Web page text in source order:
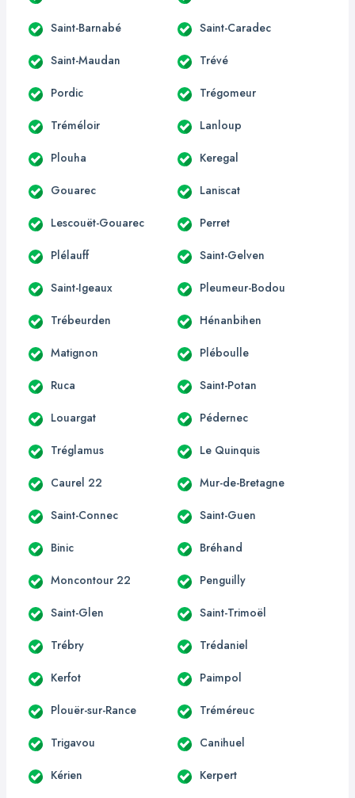
Saint-Barnabé Saint-Caradec
Saint-Maudan Trévé
Pordic Trégomeur
Tréméloir Lanloup
Plouha Keregal
Gouarec Laniscat
Lescouët-Gouarec Perret
Plélauff Saint-Gelven
Saint-Igeaux Pleumeur-Bodou
Trébeurden Hénanbihen
Matignon Pléboulle
Ruca Saint-Potan
Louargat Pédernec
Tréglamus Le Quinquis
Caurel 22 Mur-de-Bretagne
Saint-Connec Saint-Guen
Binic Bréhand
Moncontour 22 Penguilly
Saint-Glen Saint-Trimoël
Trébry Trédaniel
Kerfot Paimpol
Plouër-sur-Rance Tréméreuc
Trigavou Canihuel
Kérien Kerpert